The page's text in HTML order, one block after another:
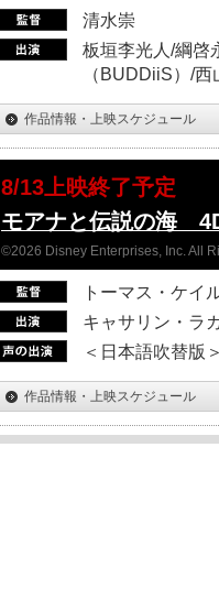
清水崇
板垣李光人/綱啓
（BUDDiiS）/
作品情報・上映スケジュール
8/13上映終了予定
モアナと伝説の海
©2026 Disney Enterprises, Inc. All
トーマス・ケイ
キャサリン・ラ
＜日本語吹替版
作品情報・上映スケジュール